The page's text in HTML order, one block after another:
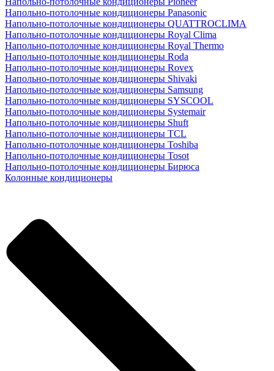
Напольно-потолочные кондиционеры Panasonic
Напольно-потолочные кондиционеры QUATTROCLIMA
Напольно-потолочные кондиционеры Royal Clima
Напольно-потолочные кондиционеры Royal Thermo
Напольно-потолочные кондиционеры Roda
Напольно-потолочные кондиционеры Rovex
Напольно-потолочные кондиционеры Shivaki
Напольно-потолочные кондиционеры Samsung
Напольно-потолочные кондиционеры SYSCOOL
Напольно-потолочные кондиционеры Systemair
Напольно-потолочные кондиционеры Shuft
Напольно-потолочные кондиционеры TCL
Напольно-потолочные кондиционеры Toshiba
Напольно-потолочные кондиционеры Tosot
Напольно-потолочные кондиционеры Бирюса
Колонные кондиционеры